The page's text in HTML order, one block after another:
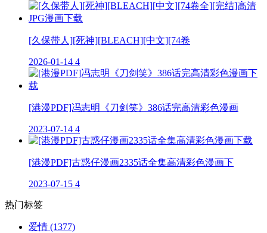
[久保带人][死神][BLEACH][中文][74卷
2026-01-14 4
[港漫PDF]冯志明《刀剑笑》386话完高清彩色漫画
2023-07-14 4
[港漫PDF]古惑仔漫画2335话全集高清彩色漫画下
2023-07-15 4
热门标签
爱情 (1377)